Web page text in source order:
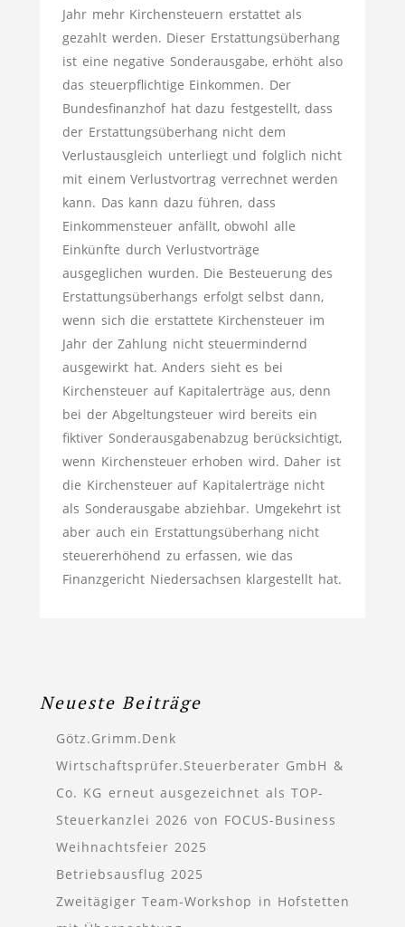
Jahr mehr Kirchensteuern erstattet als
gezahlt werden. Dieser Erstattungsüberhang
ist eine negative Sonderausgabe, erhöht also
das steuerpflichtige Einkommen. Der
Bundesfinanzhof hat dazu festgestellt, dass
der Erstattungsüberhang nicht dem
Verlustausgleich unterliegt und folglich nicht
mit einem Verlustvortrag verrechnet werden
kann. Das kann dazu führen, dass
Einkommensteuer anfällt, obwohl alle
Einkünfte durch Verlustvorträge
ausgeglichen wurden. Die Besteuerung des
Erstattungsüberhangs erfolgt selbst dann,
wenn sich die erstattete Kirchensteuer im
Jahr der Zahlung nicht steuermindernd
ausgewirkt hat. Anders sieht es bei
Kirchensteuer auf Kapitalerträge aus, denn
bei der Abgeltungsteuer wird bereits ein
fiktiver Sonderausgabenabzug berücksichtigt,
wenn Kirchensteuer erhoben wird. Daher ist
die Kirchensteuer auf Kapitalerträge nicht
als Sonderausgabe abziehbar. Umgekehrt ist
aber auch ein Erstattungsüberhang nicht
steuererhöhend zu erfassen, wie das
Finanzgericht Niedersachsen klargestellt hat.
Neueste Beiträge
Götz.Grimm.Denk
Wirtschaftsprüfer.Steuerberater GmbH &
Co. KG erneut ausgezeichnet als TOP-
Steuerkanzlei 2026 von FOCUS-Business
Weihnachtsfeier 2025
Betriebsausflug 2025
Zweitägiger Team-Workshop in Hofstetten